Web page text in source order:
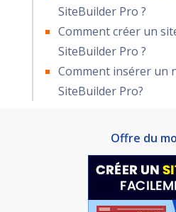
SiteBuilder Pro ?
Comment créer un
SiteBuilder Pro ?
Comment insérer un
SiteBuilder Pro?
Offre du